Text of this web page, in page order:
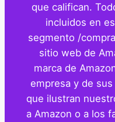
que califican.
incluidos en
segmento /
sitio web de
marca de
empresa y de
que ilustran
a Amazon o a los